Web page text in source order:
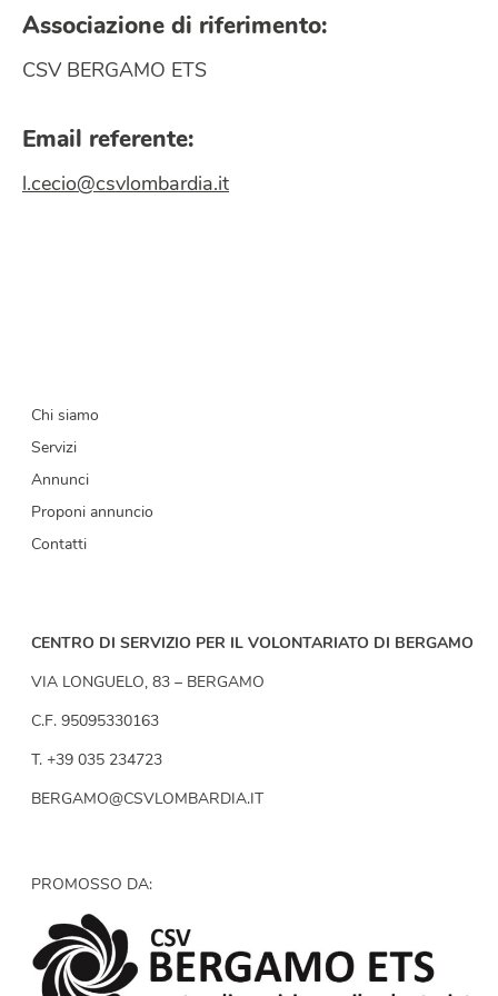
Associazione di riferimento:
CSV BERGAMO ETS
Email referente:
l.cecio@csvlombardia.it
Chi siamo
Servizi
Annunci
Proponi annuncio
Contatti
CENTRO DI SERVIZIO PER IL VOLONTARIATO DI BERGAMO
VIA LONGUELO, 83 – BERGAMO
C.F. 95095330163
T. +39 035 234723
BERGAMO@CSVLOMBARDIA.IT
PROMOSSO DA: